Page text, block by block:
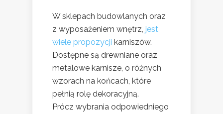
W sklepach budowlanych oraz
z wyposażeniem wnętrz, jest
wiele propozycji karniszów.
Dostępne są drewniane oraz
metalowe karnisze, o różnych
wzorach na końcach, które
pełnią rolę dekoracyjną.
Prócz wybrania odpowiedniego